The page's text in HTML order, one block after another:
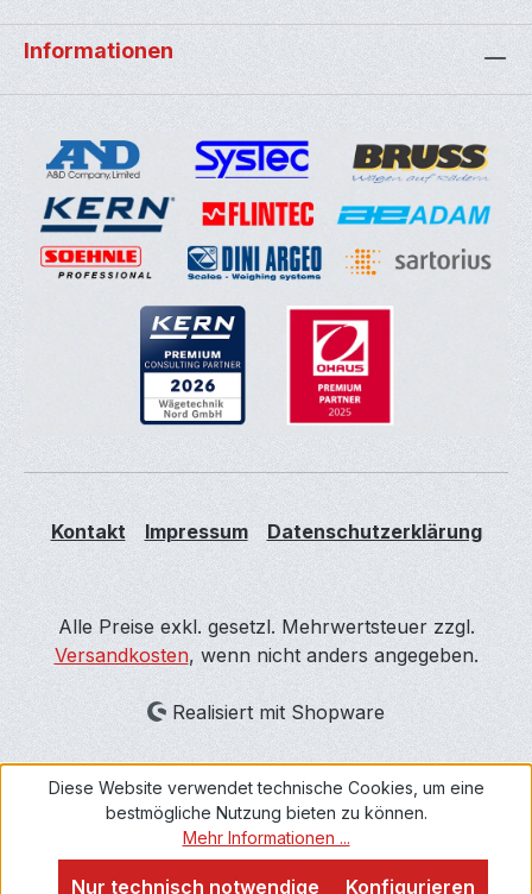
Informationen
Kontakt Impressum Datenschutzerklärung
Alle Preise exkl. gesetzl. Mehrwertsteuer zzgl.
Versandkosten, wenn nicht anders angegeben.
Realisiert mit Shopware
Diese Website verwendet technische Cookies, um eine
bestmögliche Nutzung bieten zu können.
Mehr Informationen ...
Nur technisch notwendige Konfigurieren